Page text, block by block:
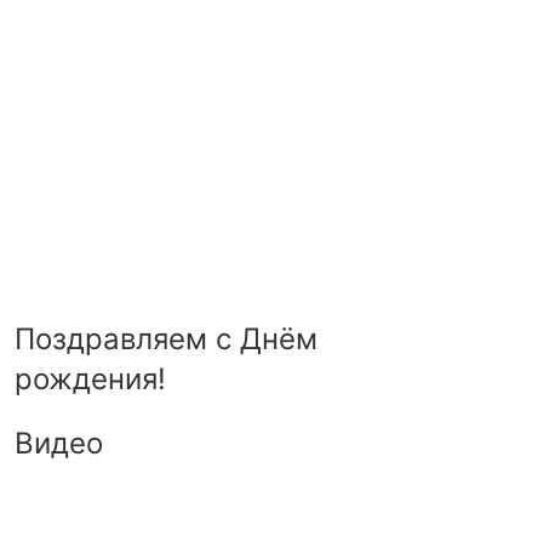
Поздравляем с Днём
рождения!
Видео